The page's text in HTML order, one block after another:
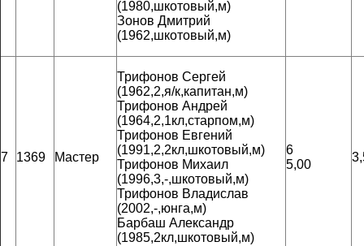
(1980,шкотовый,м)
Зонов Дмитрий
(1962,шкотовый,м)
7 1369 Мастер
Трифонов Сергей
(1962,2,я/к,капитан,м)
Трифонов Андрей
(1964,2,1кл,старпом,м)
Трифонов Евгений
(1991,2,2кл,шкотовый,м)
Трифонов Михаил
(1996,3,-,шкотовый,м)
Трифонов Владислав
(2002,-,юнга,м)
Барбаш Александр
(1985,2кл,шкотовый,м)
6
5,00